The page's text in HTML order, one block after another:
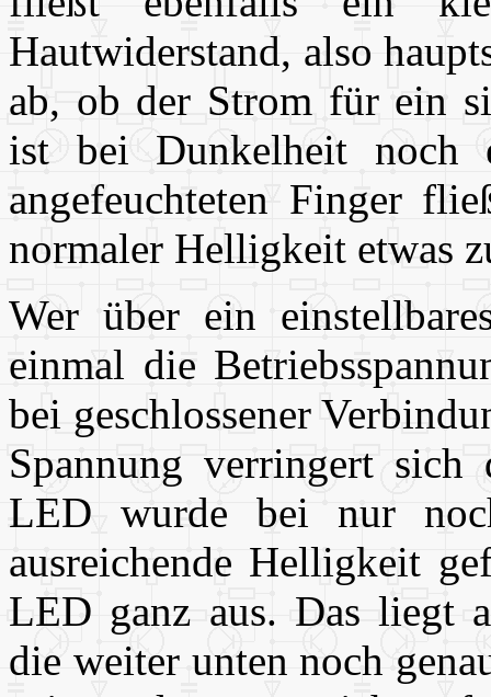
Hautwiderstand, also
ab, ob der Strom für ein
ist bei Dunkelheit noch
angefeuchteten Finger
normaler Helligkeit etwas
Wer über ein
einmal die
bei geschlossener
Spannung verringert
LED wurde bei nur
ausreichende Helligkeit
LED ganz aus. Das liegt
die weiter unten noch